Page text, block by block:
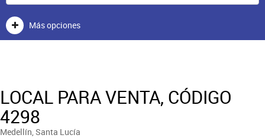
Más opciones
LOCAL PARA VENTA, CÓDIGO
4298
Medellín, Santa Lucía